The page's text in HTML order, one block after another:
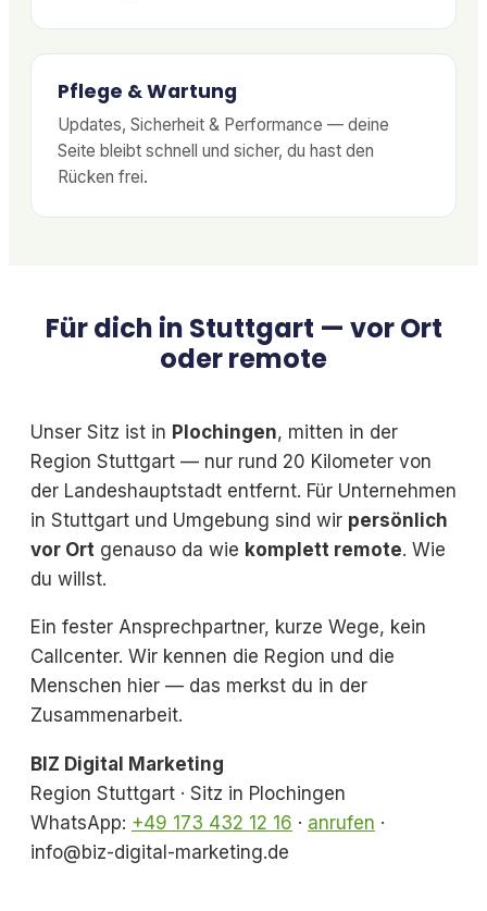
Pflege & Wartung
Updates, Sicherheit & Performance — deine
Seite bleibt schnell und sicher, du hast den
Rücken frei.
Für dich in Stuttgart — vor Ort
oder remote
Unser Sitz ist in Plochingen, mitten in der
Region Stuttgart — nur rund 20 Kilometer von
der Landeshauptstadt entfernt. Für Unternehmen
in Stuttgart und Umgebung sind wir persönlich
vor Ort genauso da wie komplett remote. Wie
du willst.
Ein fester Ansprechpartner, kurze Wege, kein
Callcenter. Wir kennen die Region und die
Menschen hier — das merkst du in der
Zusammenarbeit.
BIZ Digital Marketing
Region Stuttgart · Sitz in Plochingen
WhatsApp: +49 173 432 12 16 · anrufen ·
info@biz-digital-marketing.de